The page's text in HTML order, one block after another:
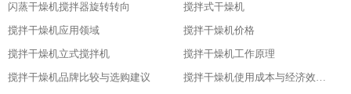
闪蒸干燥机搅拌器旋转转向
搅拌式干燥机
搅拌干燥机应用领域
搅拌干燥机价格
搅拌干燥机立式搅拌机
搅拌干燥机工作原理
搅拌干燥机品牌比较与选购建议
搅拌干燥机使用成本与经济效益分析